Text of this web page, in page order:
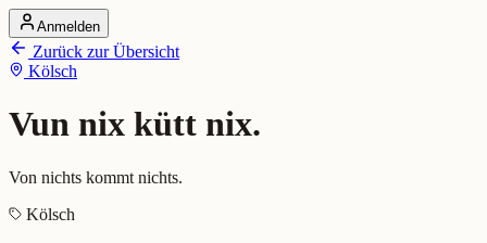
Startseite
Alle Dialekte
Dialekte vergleichen
Dialekt-Karte
Ranking
Vun nix kütt nix. (Kölsch)
Anmelden
Zurück zur Übersicht
Kölsch
Vun nix kütt nix.
Von nichts kommt nichts.
Kölsch